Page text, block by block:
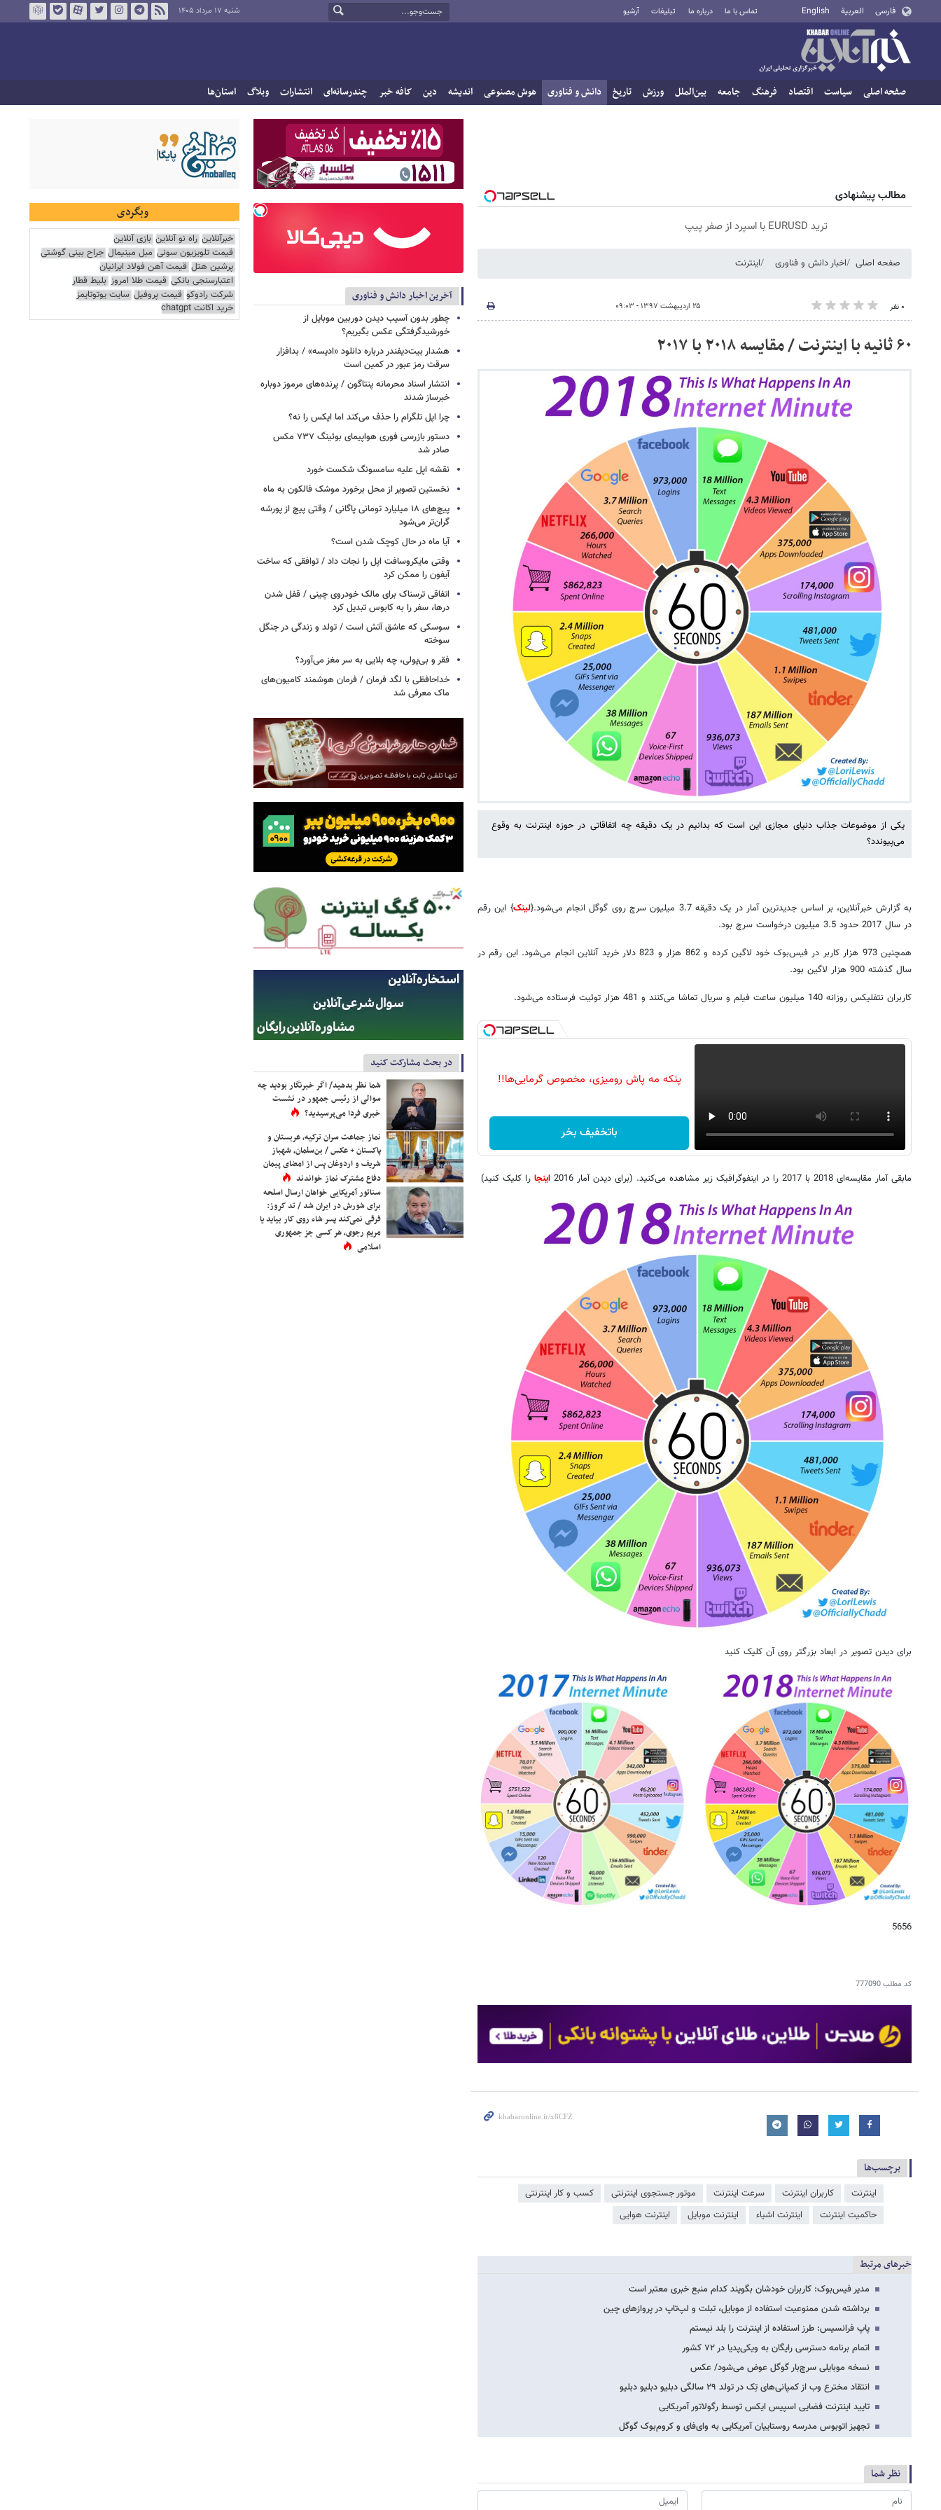
فارسی العربية English تماس با ما درباره ما تبلیغات آرشیو شنبه ۱۷ مرداد ۱۴۰۵
صفحه اصلی سیاست اقتصاد فرهنگ جامعه بین‌الملل ورزش تاریخ دانش و فناوری هوش مصنوعی اندیشه دین کافه خبر چندرسانه‌ای انتشارات وبلاگ استان‌ها
مطالب پیشنهادی
ترید EURUSD با اسپرد از صفر پیپ
صفحه اصلی اخبار دانش و فناوری اینترنت
۰ نفر ۲۵ اردیبهشت ۱۳۹۷ - ۰۹:۰۳
۶۰ ثانیه با اینترنت / مقایسه ۲۰۱۸ با ۲۰۱۷
یکی از موضوعات جذاب دنیای مجازی این است که بدانیم در یک دقیقه چه اتفاقاتی در حوزه اینترنت به وقوع
می‌پیوندد؟
به گزارش خبرآنلاین، بر اساس جدیدترین آمار در یک دقیقه 3.7 میلیون سرچ روی گوگل انجام می‌شود.{ لینک} این رقم
در سال 2017 حدود 3.5 میلیون درخواست سرچ بود.
همچنین 973 هزار کاربر در فیس‌بوک خود لاگین کرده و 862 هزار و 823 دلار خرید آنلاین انجام می‌شود. این رقم در
سال گذشته 900 هزار لاگین بود.
کاربران نتفلیکس روزانه 140 میلیون ساعت فیلم و سریال تماشا می‌کنند و 481 هزار توئیت فرستاده می‌شود.
پنکه مه پاش رومیزی، مخصوص گرمایی‌ها!!
باتخفیف بخر
مابقی آمار مقایسه‌ای 2018 با 2017 را در اینفوگرافیک زیر مشاهده می‌کنید. (برای دیدن آمار 2016 اینجا را کلیک کنید)
برای دیدن تصویر در ابعاد بزرگتر روی آن کلیک کنید
5656
کد مطلب777090
برچسب‌ها
اینترنت کاربران اینترنت سرعت اینترنت موتور جستجوی اینترنتی
کسب و کار اینترنتی
حاکمیت اینترنت
اینترنت اشیاء اینترنت موبایل اینترنت هوایی
خبرهای مرتبط
مدیر فیس‌بوک: کاربران خودشان بگویند کدام منبع خبری معتبر است
برداشته شدن ممنوعیت استفاده از موبایل، تبلت و لپ‌تاپ در پروازهای چین
پاپ فرانسیس: طرز استفاده از اینترنت را بلد نیستم
اتمام برنامه دسترسی رایگان به ویکی‌پدیا در ۷۲ کشور
نسخه موبایلی سرچ‌بار گوگل عوض می‌شود/ عکس
انتقاد مخترع وب از کمپانی‌های تِک در تولد ۲۹ سالگی دبلیو دبلیو دبلیو
تایید اینترنت فضایی اسپیس ایکس توسط رگولاتور آمریکایی
تجهیز اتوبوس مدرسه روستاییان آمریکایی به وای‌فای و کروم‌بوک گوگل
نظر شما
آخرین اخبار دانش و فناوری
چطور بدون آسیب دیدن دوربین موبایل از
خورشیدگرفتگی عکس بگیریم؟
هشدار بیت‌دیفندر درباره دانلود «ادیسه» / بدافزار
سرقت رمز عبور در کمین است
انتشار اسناد محرمانه پنتاگون / پرنده‌های مرموز دوباره
خبرساز شدند
چرا اپل تلگرام را حذف می‌کند اما ایکس را نه؟
دستور بازرسی فوری هواپیمای بوئینگ ۷۳۷ مکس
صادر شد
نقشه اپل علیه سامسونگ شکست خورد
نخستین تصویر از محل برخورد موشک فالکون به ماه
پیچ‌های ۱۸ میلیارد تومانی پاگانی / وقتی پیچ از پورشه
گران‌تر می‌شود
آیا ماه در حال کوچک شدن است؟
وقتی مایکروسافت اپل را نجات داد / توافقی که ساخت
آیفون را ممکن کرد
اتفاقی ترسناک برای مالک خودروی چینی / قفل شدن
درها، سفر را به کابوس تبدیل کرد
سوسکی که عاشق آتش است / تولد و زندگی در جنگل
سوخته
فقر و بی‌پولی، چه بلایی به سر مغز می‌آورد؟
خداحافظی با لگد فرمان / فرمان هوشمند کامیون‌های
ماک معرفی شد
در بحث مشارکت کنید
شما نظر بدهید/ اگر خبرنگار بودید چه
سوالی از رئیس جمهور در نشست
خبری فردا می‌پرسیدید؟
نماز جماعت سران ترکیه، عربستان و
پاکستان + عکس / بن‌سلمان، شهباز
شریف و اردوغان پس از امضای پیمان
دفاع مشترک نماز خواندند
سناتور آمریکایی خواهان ارسال اسلحه
برای شورش در ایران شد / تد کروز:
فرقی نمی‌کند پسر شاه روی کار بیاید یا
مریم رجوی، هر کسی جز جمهوری
اسلامی
وبگردی
خبرآنلاین راه نو آنلاین بازی آنلاین
قیمت تلویزیون سونی مبل مینیمال جراح بینی گوشتی
پرشین هتل قیمت آهن فولاد ایرانیان
اعتبارسنجی بانکی قیمت طلا امروز بلیط قطار
شرکت رادوکو قیمت پروفیل سایت یوتوتایمز
خرید اکانت chatgpt